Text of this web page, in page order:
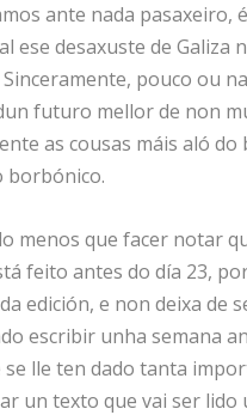
ante nada pasaxeiro,
ese desaxuste de Galiza
Sinceramente, pouco ou
futuro mellor de non
as cousas máis aló
borbónico.
menos que facer notar
feito antes do día 23,
edición, e non deixa de
escribir unha semana
se lle ten dado tanta
un texto que vai ser lido